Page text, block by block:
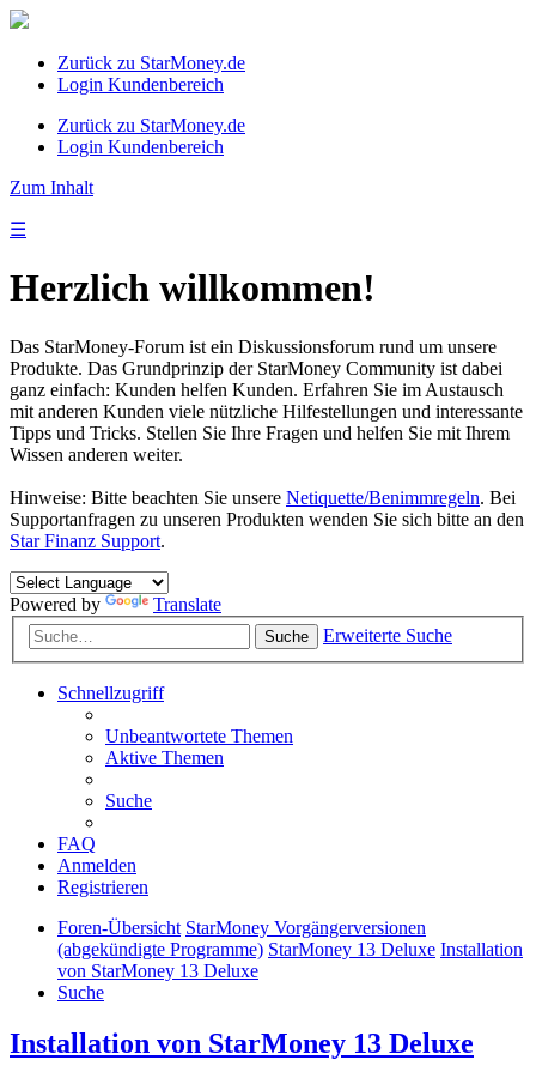
Zurück zu StarMoney.de
Login Kundenbereich
Zurück zu StarMoney.de
Login Kundenbereich
Zum Inhalt
☰
Herzlich willkommen!
Das StarMoney-Forum ist ein Diskussionsforum rund um unsere
Produkte. Das Grundprinzip der StarMoney Community ist dabei
ganz einfach: Kunden helfen Kunden. Erfahren Sie im Austausch
mit anderen Kunden viele nützliche Hilfestellungen und interessante
Tipps und Tricks. Stellen Sie Ihre Fragen und helfen Sie mit Ihrem
Wissen anderen weiter.
Hinweise: Bitte beachten Sie unsere Netiquette/Benimmregeln. Bei
Supportanfragen zu unseren Produkten wenden Sie sich bitte an den
Star Finanz Support.
Powered by Translate
Suche Erweiterte Suche
Schnellzugriff
Unbeantwortete Themen
Aktive Themen
Suche
FAQ
Anmelden
Registrieren
Foren-Übersicht StarMoney Vorgängerversionen
(abgekündigte Programme) StarMoney 13 Deluxe Installation
von StarMoney 13 Deluxe
Suche
Installation von StarMoney 13 Deluxe